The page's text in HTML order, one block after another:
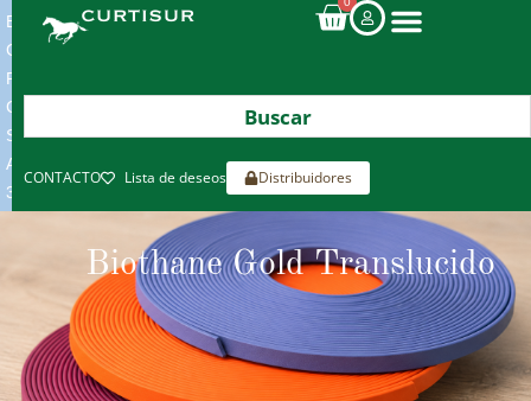
ENVIOS
GRATIS
POR
COMPRAS
SUPERIORES
A
300€*
CONTACTO Lista de deseos Distribuidores
Biothane Gold Translucido